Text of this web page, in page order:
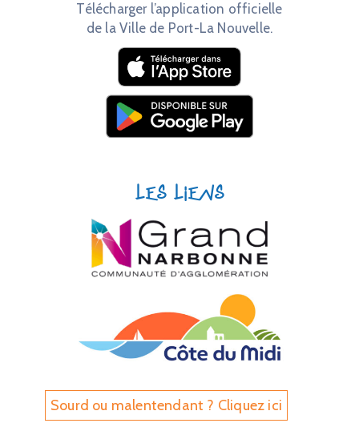
Télécharger l’application officielle
de la Ville de Port-La Nouvelle.
Les liens
Sourd ou malentendant ? Cliquez ici